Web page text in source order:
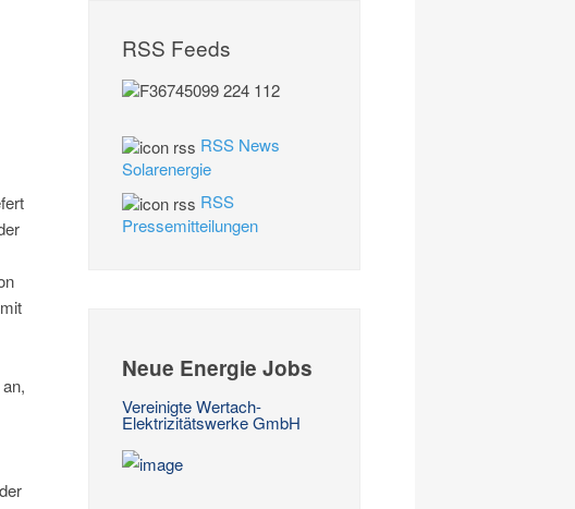
RSS Feeds
RSS News
Solarenergie
RSS
Pressemitteilungen
Neue Energie Jobs
Vereinigte Wertach-
Elektrizitätswerke GmbH